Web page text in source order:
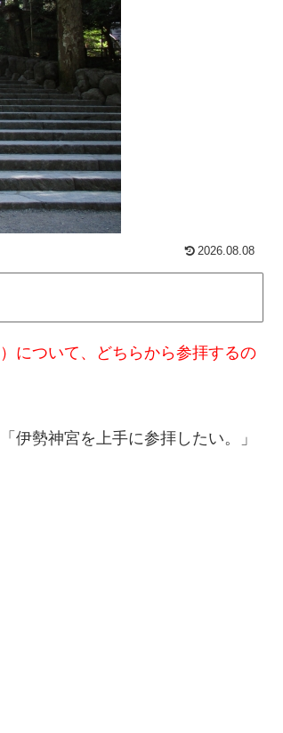
2026.08.08
について、どちらから参拝するの
伊勢神宮を上手に参拝したい。」